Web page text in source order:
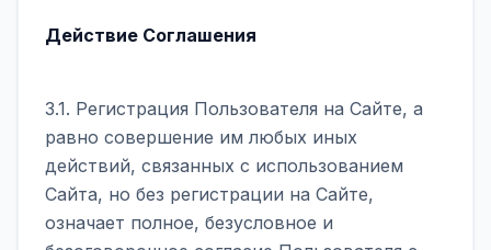
Действие Соглашения
3.1. Регистрация Пользователя на Сайте, а
равно совершение им любых иных
действий, связанных с использованием
Сайта, но без регистрации на Сайте,
означает полное, безусловное и